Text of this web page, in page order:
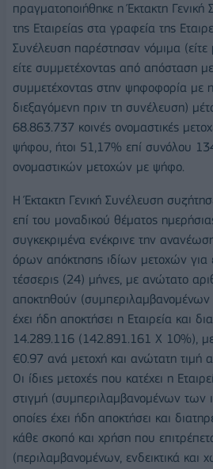
πραγματοποιήθηκε η Έκτακτη
της Εταιρείας στα γραφεία της
Συνέλευση παρέστησαν νόμιμα
είτε συμμετέχοντας από απόσταση
συμμετέχοντας στην ψηφοφορία με
διεξαγόμενη πριν τη συνέλευση)
68.863.737 κοινές ονομαστικές
ψήφου, ήτοι 51,17% επί συνόλου
ονομαστικών μετοχών με ψήφο.
Η Έκτακτη Γενική Συνέλευση
επί του μοναδικού θέματος
συγκεκριμένα ενέκρινε την
όρων απόκτησης ιδίων μετοχών για
τέσσερις (24) μήνες, με ανώτατο
αποκτηθούν (συμπεριλαμβανομένων
έχει ήδη αποκτήσει η Εταιρεία και
14.289.116 (142.891.161 Χ 10%),
€0.97 ανά μετοχή και ανώτατη τιμή
Οι ίδιες μετοχές που κατέχει η
στιγμή (συμπεριλαμβανομένων των
οποίες έχει ήδη αποκτήσει και
κάθε σκοπό και χρήση που
(περιλαμβανομένων, ενδεικτικά και